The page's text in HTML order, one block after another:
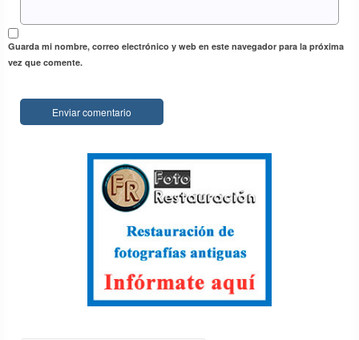
Guarda mi nombre, correo electrónico y web en este navegador para la próxima
vez que comente.